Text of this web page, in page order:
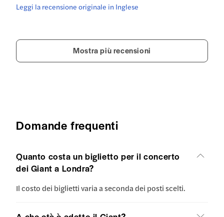
Leggi la recensione originale in Inglese
Mostra più recensioni
Domande frequenti
Quanto costa un biglietto per il concerto
dei Giant a Londra?
Il costo dei biglietti varia a seconda dei posti scelti.